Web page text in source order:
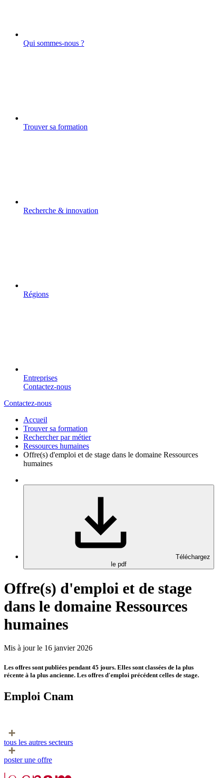
Qui sommes-nous ?
Trouver sa formation
Recherche & innovation
Régions
Entreprises
Contactez-nous
Contactez-nous
Accueil
Trouver sa formation
Rechercher par métier
Ressources humaines
Offre(s) d'emploi et de stage dans le domaine Ressources
humaines
Téléchargez
le pdf
Offre(s) d'emploi et de stage
dans le domaine Ressources
humaines
Mis à jour le 16 janvier 2026
Les offres sont publiées pendant 45 jours. Elles sont classées de la plus
récente à la plus ancienne. Les offres d'emploi précédent celles de stage.
Emploi Cnam
tous les autres secteurs
poster une offre